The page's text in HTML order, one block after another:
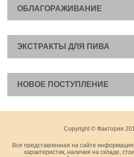
ОБЛАГОРАЖИВАНИЕ
ЭКСТРАКТЫ ДЛЯ ПИВА
НОВОЕ ПОСТУПЛЕНИЕ
Copyright © Фактория
Вся представленная на сайте
характеристик, наличия на складе,